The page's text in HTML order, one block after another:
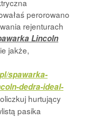
perorowano
rejenturach
Lincoln
jakże,
spawarka-
dedra-ideal-
hurtujący
pasika